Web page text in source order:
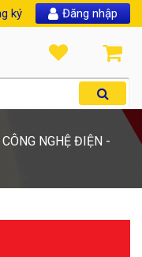
ký Đăng nhập
NGHỆ ĐIỆN -